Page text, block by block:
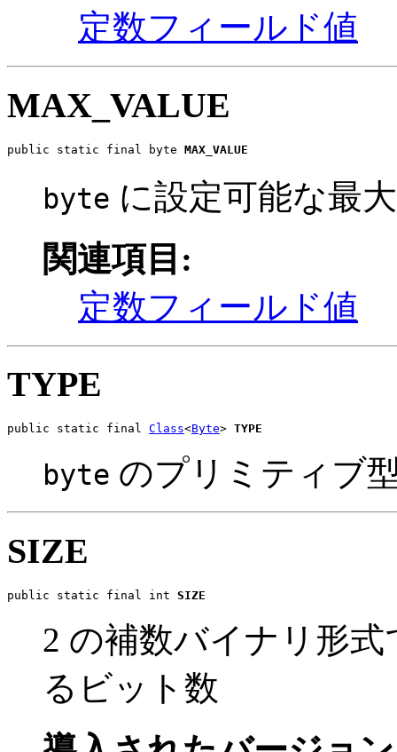
定数フィールド値
MAX_VALUE
public static final byte MAX_VALUE
byte に設定可能な最
関連項目:
定数フィールド値
TYPE
public static final Class<Byte> TYPE
byte のプリミティブ
SIZE
public static final int SIZE
2 の補数バイナリ形
るビット数